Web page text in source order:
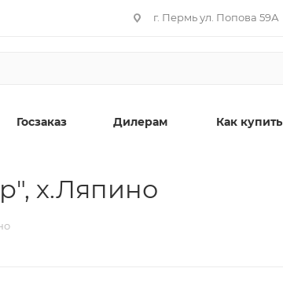
г. Пермь ул. Попова 59А
Госзаказ Дилерам Как купить
х.Ляпино